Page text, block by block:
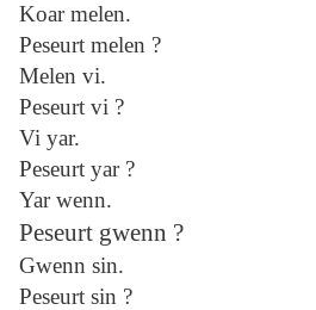
Koar melen.
Peseurt melen ?
Melen vi.
Peseurt vi ?
Vi yar.
Peseurt yar ?
Yar wenn.
Peseurt gwenn ?
Gwenn sin.
Peseurt sin ?